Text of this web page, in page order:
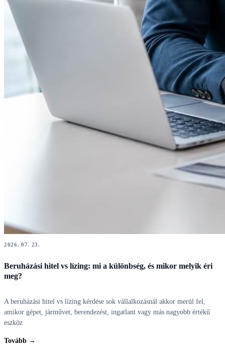
2026. 07. 23.
Beruházási hitel vs lízing: mi a különbség, és mikor melyik éri
meg?
A beruházási hitel vs lízing kérdése sok vállalkozásnál akkor merül fel,
amikor gépet, járművet, berendezést, ingatlant vagy más nagyobb értékű
eszköz
Tovább →